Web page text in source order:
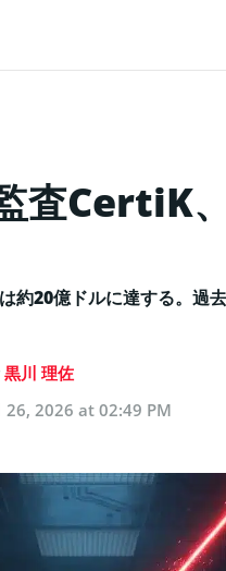
査CertiK
20億ドルに達する。過
黒川 理佐
26, 2026 at 02:49 PM